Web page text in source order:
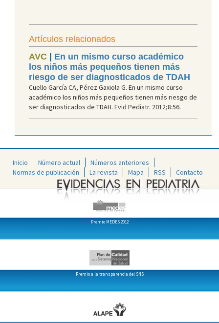
Artículos relacionados
AVC | En un mismo curso académico
los niños más pequeños tienen más
riesgo de ser diagnosticados de TDAH
Cuello García CA, Pérez Gaxiola G. En un mismo curso
académico los niños más pequeños tienen más riesgo de
ser diagnosticados de TDAH. Evid Pediatr. 2012;8:56.
Inicio Número actual
Números anteriores
Normas de publicación
La revista Mapa RSS Contacto
Premio MEDES 2012
Premio a la transparencia del SNS